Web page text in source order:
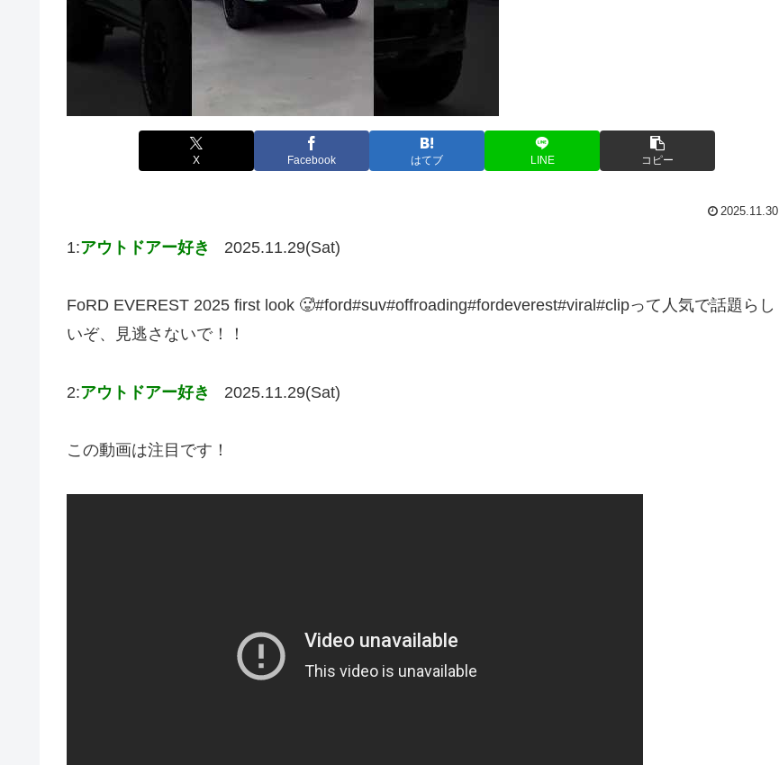
X Facebook はてブ LINE コピー
2025.11.30
1:アウトドアー好き 2025.11.29(Sat)
FoRD EVEREST 2025 first look 🥵#ford#suv#offroading#fordeverest#viral#clipって人気で話題らし
いぞ、見逃さないで！！
2:アウトドアー好き 2025.11.29(Sat)
この動画は注目です！